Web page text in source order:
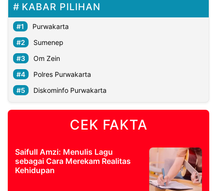
KABAR PILIHAN
Purwakarta
Sumenep
Om Zein
Polres Purwakarta
Diskominfo Purwakarta
CEK FAKTA
Saifull Amzi: Menulis Lagu
sebagai Cara Merekam Realitas
Kehidupan